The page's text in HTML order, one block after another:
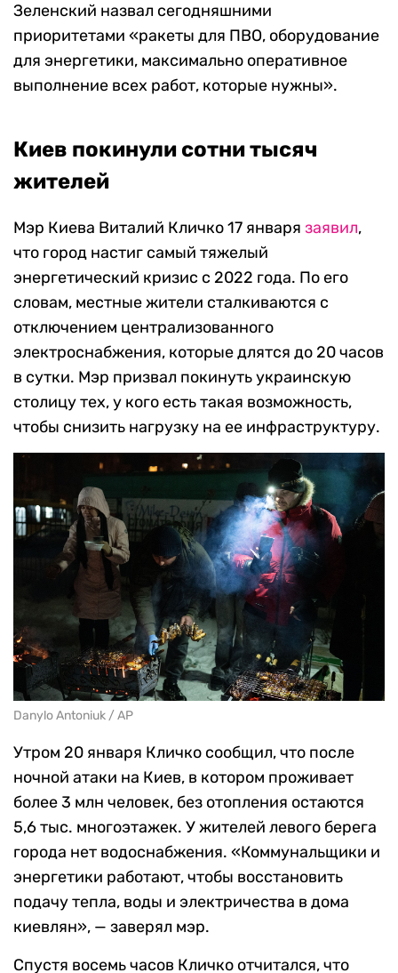
Зеленский назвал сегодняшними
приоритетами «ракеты для ПВО, оборудование
для энергетики, максимально оперативное
выполнение всех работ, которые нужны».
Киев покинули сотни тысяч
жителей
Мэр Киева Виталий Кличко 17 января заявил,
что город настиг самый тяжелый
энергетический кризис с 2022 года. По его
словам, местные жители сталкиваются с
отключением централизованного
электроснабжения, которые длятся до 20 часов
в сутки. Мэр призвал покинуть украинскую
столицу тех, у кого есть такая возможность,
чтобы снизить нагрузку на ее инфраструктуру.
Danylo Antoniuk / AP
Утром 20 января Кличко сообщил, что после
ночной атаки на Киев, в котором проживает
более 3 млн человек, без отопления остаются
5,6 тыс. многоэтажек. У жителей левого берега
города нет водоснабжения. «Коммунальщики и
энергетики работают, чтобы восстановить
подачу тепла, воды и электричества в дома
киевлян», — заверял мэр.
Спустя восемь часов Кличко отчитался, что